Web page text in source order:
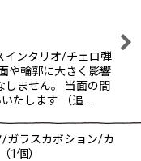
インタリオ/チェロ弾
や輪郭に大きく影響
しません。 当面の間
たします （追…
ガラスカボション/カ
1個）